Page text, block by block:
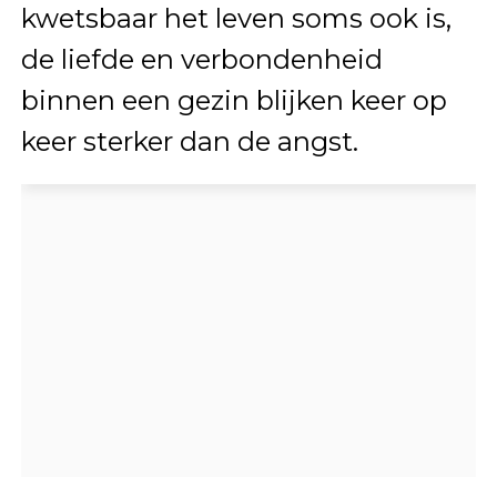
kwetsbaar het leven soms ook is,
de liefde en verbondenheid
binnen een gezin blijken keer op
keer sterker dan de angst.